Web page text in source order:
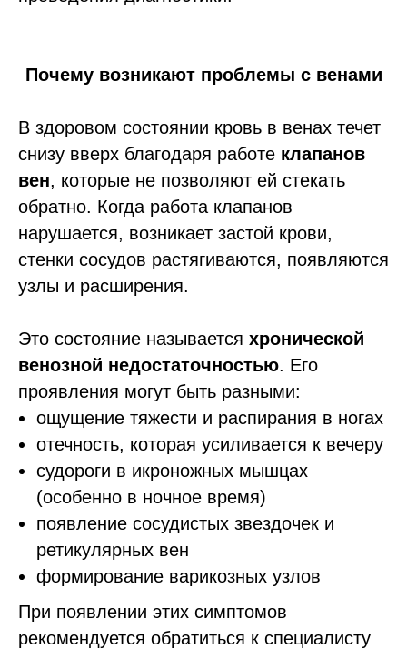
Почему возникают проблемы с венами
В здоровом состоянии кровь в венах течет
снизу вверх благодаря работе клапанов
вен, которые не позволяют ей стекать
обратно. Когда работа клапанов
нарушается, возникает застой крови,
стенки сосудов растягиваются, появляются
узлы и расширения.
Это состояние называется хронической
венозной недостаточностью. Его
проявления могут быть разными:
ощущение тяжести и распирания в ногах
отечность, которая усиливается к вечеру
судороги в икроножных мышцах
(особенно в ночное время)
появление сосудистых звездочек и
ретикулярных вен
формирование варикозных узлов
При появлении этих симптомов
рекомендуется обратиться к специалисту